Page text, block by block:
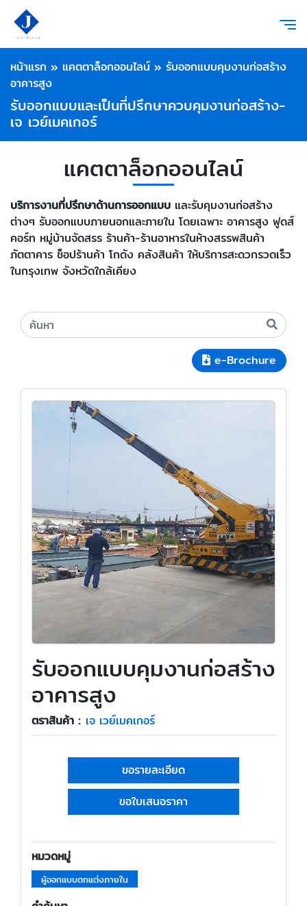
หน้าแรก » แคตตาล็อกออนไลน์ » รับออกแบบคุมงานก่อสร้าง
อาคารสูง
รับออกแบบและเป็นที่ปรึกษาควบคุมงานก่อสร้าง-
เจ เวย์เมคเกอร์
แคตตาล็อกออนไลน์
บริการงานที่ปรึกษาด้านการออกแบบ และรับคุมงานก่อสร้าง
ต่างๆ รับออกแบบภายนอกและภายใน โดยเฉพาะ อาคารสูง ฟูดส์
คอร์ท หมู่บ้านจัดสรร ร้านค้า-ร้านอาหารในห้างสรรพสินค้า
ภัตตาคาร ช็อปร้านค้า โกดัง คลังสินค้า ให้บริการสะดวกรวดเร็ว
ในกรุงเทพ จังหวัดใกล้เคียง
e-Brochure
รับออกแบบคุมงานก่อสร้าง
อาคารสูง
ตราสินค้า : เจ เวย์เมคเกอร์
ขอรายละเอียด
ขอใบเสนอราคา
หมวดหมู่
ผู้ออกแบบตกแต่งภายใน